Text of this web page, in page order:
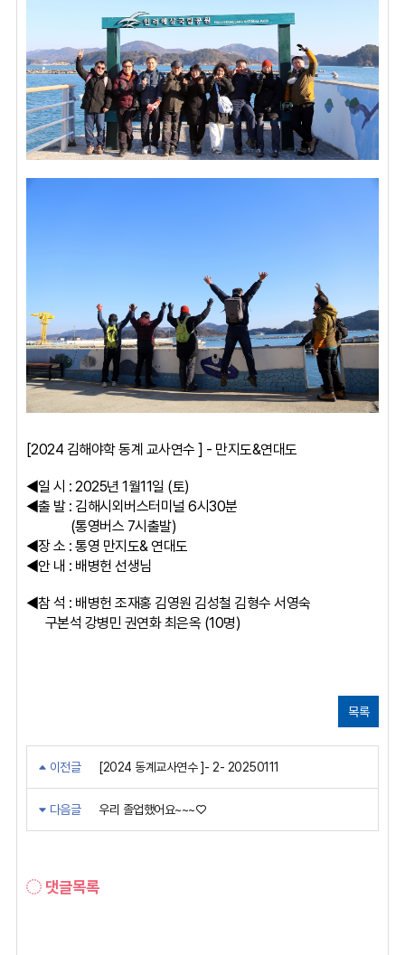
[2024 김해야학 동계 교사연수 ] - 만지도&연대도
◀일 시 : 2025년 1월11일 (토)
◀출 발 : 김해시외버스터미널 6시30분
(통영버스 7시출발)
◀장 소 : 통영 만지도& 연대도
◀안 내 : 배병헌 선생님
◀참 석 : 배병헌 조재홍 김영원 김성철 김형수 서영숙
구본석 강병민 권연화 최은옥 (10명)
목록
이전글 [2024 동계교사연수 ]- 2- 20250111
다음글 우리 졸업했어요~~~♡
댓글목록